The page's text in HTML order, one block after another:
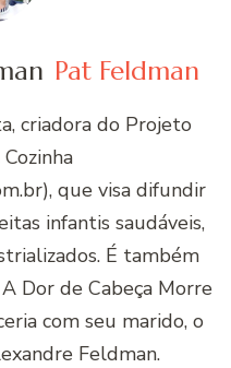
Pat Feldman
criadora do Projeto
que visa difundir
infantis saudáveis,
É também
Dor de Cabeça Morre
com seu marido, o
Feldman.